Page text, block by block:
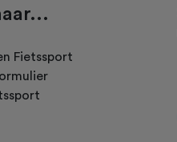
Fietssport